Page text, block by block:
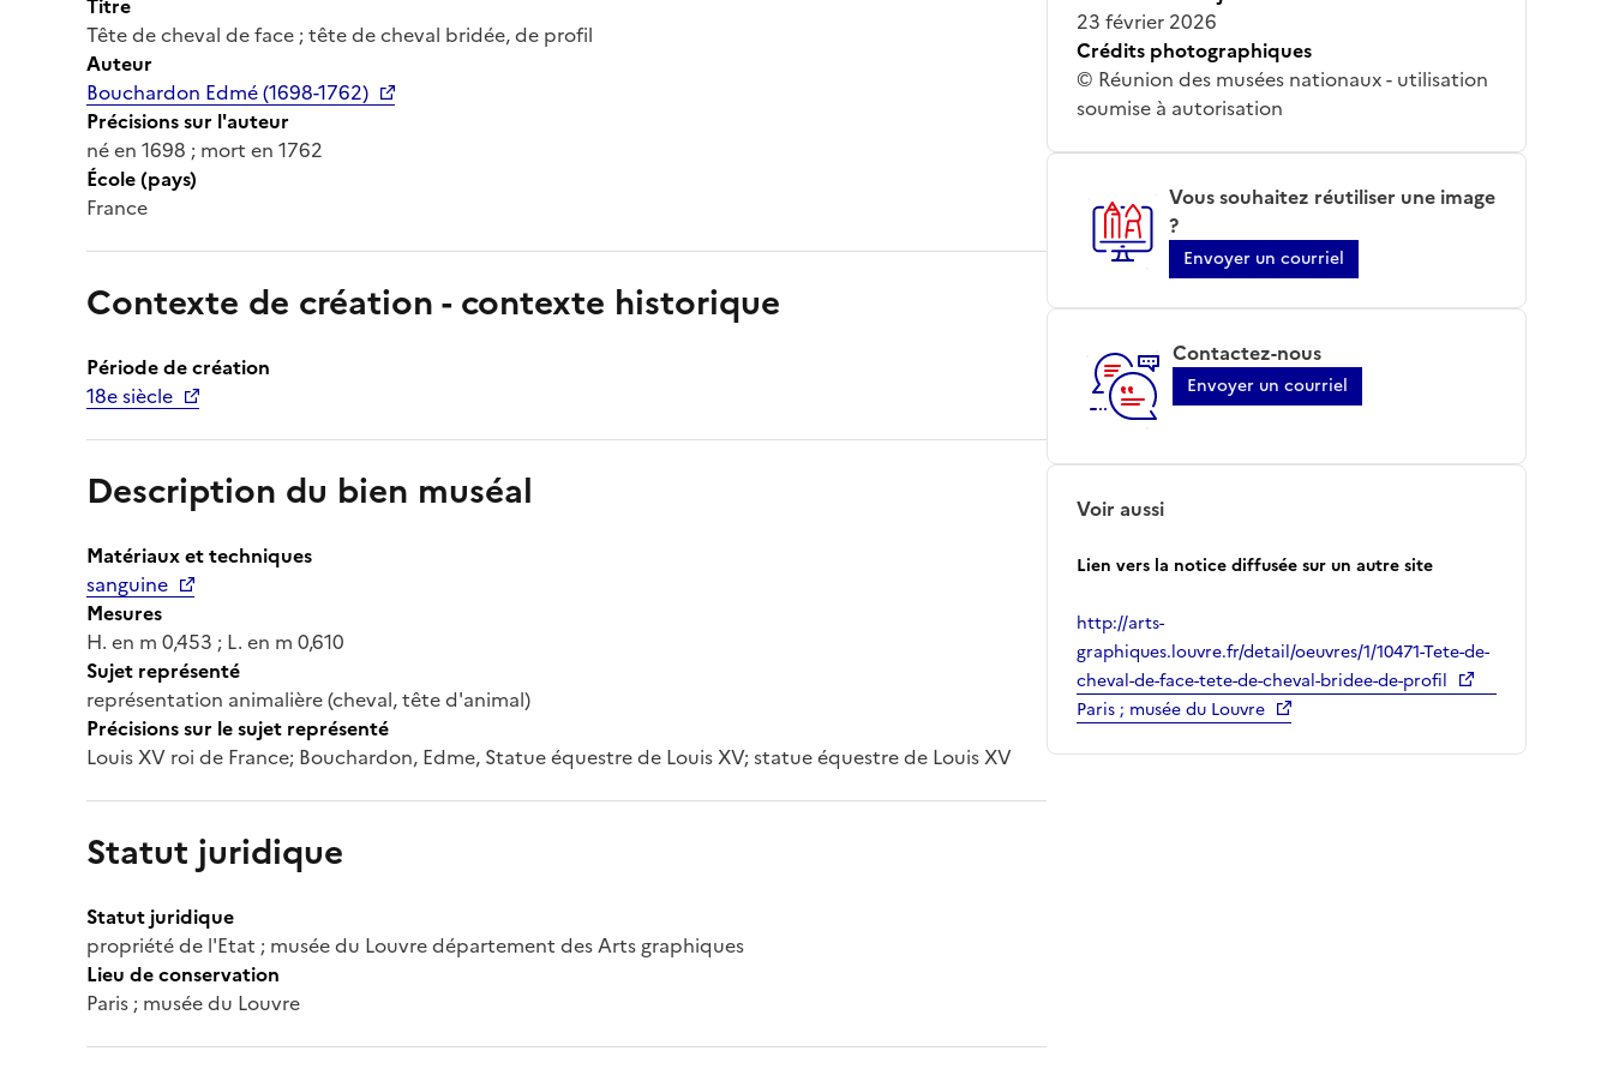
Tête de cheval de face ; tête de cheval bridée, de profil
Auteur
Bouchardon Edmé (1698-1762)
Précisions sur l'auteur
né en 1698 ; mort en 1762
École (pays)
France
Contexte de création - contexte historique
Période de création
18e siècle
Description du bien muséal
Matériaux et techniques
sanguine
Mesures
H. en m 0,453 ; L. en m 0,610
Sujet représenté
représentation animalière (cheval, tête d'animal)
Précisions sur le sujet représenté
Louis XV roi de France; Bouchardon, Edme, Statue équestre de Louis XV; statue équestre de Louis XV
Statut juridique
Statut juridique
propriété de l'Etat ; musée du Louvre département des Arts graphiques
Lieu de conservation
Paris ; musée du Louvre
23 février 2026
Crédits photographiques
© Réunion des musées nationaux - utilisation
soumise à autorisation
Vous souhaitez réutiliser une image
?
Envoyer un courriel
Contactez-nous
Envoyer un courriel
Voir aussi
Lien vers la notice diffusée sur un autre site
http://arts-
graphiques.louvre.fr/detail/oeuvres/1/10471-Tete-de-
cheval-de-face-tete-de-cheval-bridee-de-profil
Paris ; musée du Louvre